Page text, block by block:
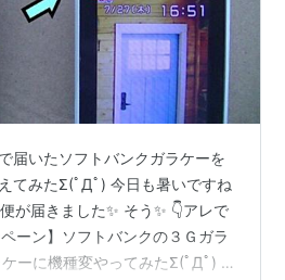
届いたソフトバンクガラケーを
てみたΣ(ﾟДﾟ) 今日も暑いですね
が届きました✨ そう✨ 👇アレで
ーン】ソフトバンクの３Ｇガラ
ーに機種変やってみたΣ(ﾟДﾟ) -